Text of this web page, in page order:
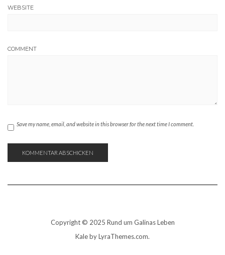
WEBSITE
COMMENT
Save my name, email, and website in this browser for the next time I comment.
Copyright © 2025 Rund um Galinas Leben
Kaleby LyraThemes.com.